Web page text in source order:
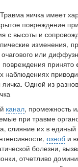
яичка имеет
по­вреждение
с высоты и
изменения,
или
принято
наблюдениях
Одной из
канал, промежность
при травме
слияние их в
озноб и
болезни,
от­четливо